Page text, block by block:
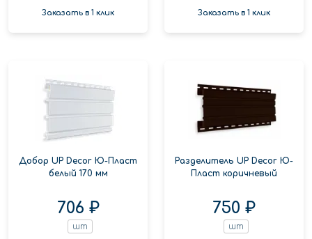
Заказать в 1 клик Заказать в 1 клик
Добор UP Decor Ю-Пласт
белый 170 мм
706 ₽
шт
Разделитель UP Decor Ю-
Пласт коричневый
750 ₽
шт